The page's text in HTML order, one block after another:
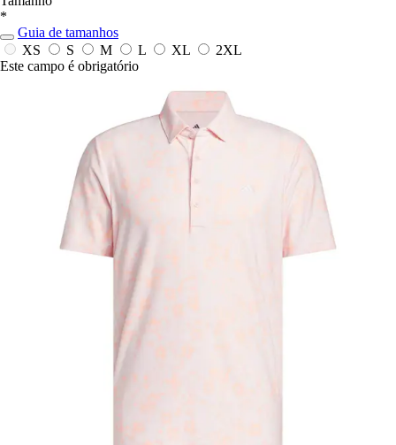
*
Guia de tamanhos
XS
S M L XL
2XL
Este campo é obrigatório